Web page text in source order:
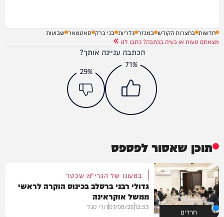
חדשות בחצרות הקודש במגזר גלריות בני ברק סאטמאר שבועות
מצאתם טעות או בעיה בכתבה? כתבו לנו
הכתבה עניינה אותך?
71%
29%
תוכן שאסור לפספס
חרדים
במעונו של הגרי"מ שכטר
גדולי רבני ברסלב בכינוס הוקרה לראשי
ממשל אוקראינה
12:33
07/08/26דודי סגל